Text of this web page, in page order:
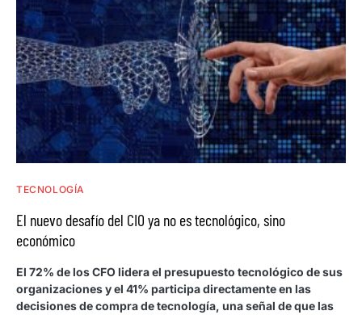
TECNOLOGÍA
El nuevo desafío del CIO ya no es tecnológico, sino
económico
El 72% de los CFO lidera el presupuesto tecnológico de sus
organizaciones y el 41% participa directamente en las
decisiones de compra de tecnología, una señal de que las